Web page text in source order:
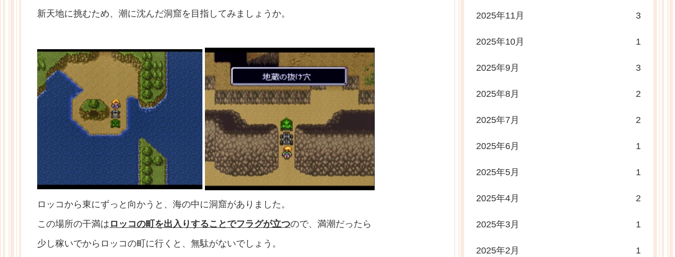
新天地に挑むため、潮に沈んだ洞窟を目指してみましょうか。
ロッコから東にずっと向かうと、海の中に洞窟がありました。
この場所の干満は ロッコの町を出入りすることでフラグが立つので、満潮だったら
少し稼いでからロッコの町に行くと、無駄がないでしょう。
2025年11月 3
2025年10月 1
2025年9月 3
2025年8月 2
2025年7月 2
2025年6月 1
2025年5月 1
2025年4月 2
2025年3月 1
2025年2月 1